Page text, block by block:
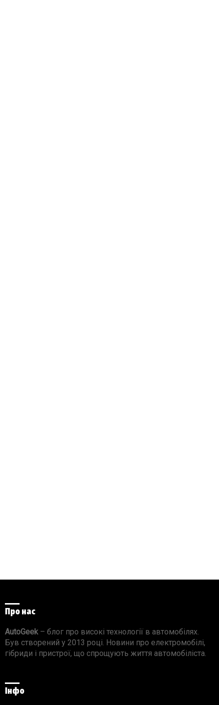
Про нас
AutoGeek– блог про високі технології в автомобілях.
Був створений у 2013 році. Новини про електромобілі,
гібриди і пристрої, що спрощують життя автомобіліста.
Інфо